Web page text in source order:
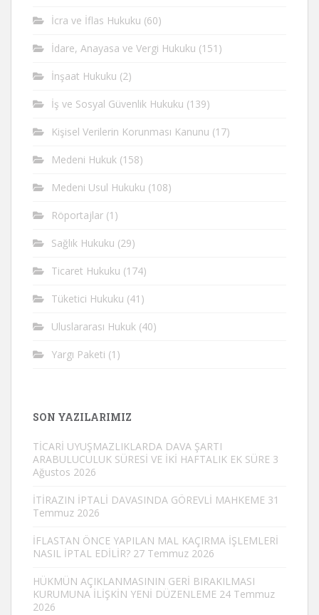
İcra ve İflas Hukuku (60)
İdare, Anayasa ve Vergi Hukuku (151)
İnşaat Hukuku (2)
İş ve Sosyal Güvenlik Hukuku (139)
Kişisel Verilerin Korunması Kanunu (17)
Medeni Hukuk (158)
Medeni Usul Hukuku (108)
Röportajlar (1)
Sağlık Hukuku (29)
Ticaret Hukuku (174)
Tüketici Hukuku (41)
Uluslararası Hukuk (40)
Yargı Paketi (1)
SON YAZILARIMIZ
TİCARİ UYUŞMAZLIKLARDA DAVA ŞARTI
ARABULUCULUK SÜRESİ VE İKİ HAFTALIK EK SÜRE 3
Ağustos 2026
İTİRAZIN İPTALİ DAVASINDA GÖREVLİ MAHKEME 31
Temmuz 2026
İFLASTAN ÖNCE YAPILAN MAL KAÇIRMA İŞLEMLERİ
NASIL İPTAL EDİLİR? 27 Temmuz 2026
HÜKMÜN AÇIKLANMASININ GERİ BIRAKILMASI
KURUMUNA İLİŞKİN YENİ DÜZENLEME 24 Temmuz
2026